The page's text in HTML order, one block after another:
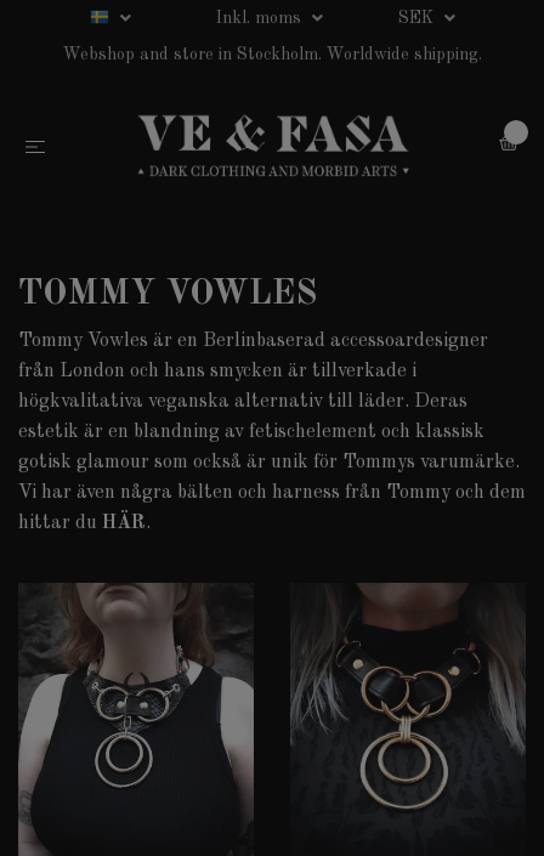
Inkl. moms SEK
Webshop and store in Stockholm. Worldwide shipping.
TOMMY VOWLES
Tommy Vowles är en Berlinbaserad accessoardesigner
från London och hans smycken är tillverkade i
högkvalitativa veganska alternativ till läder. Deras
estetik är en blandning av fetischelement och klassisk
gotisk glamour som också är unik för Tommys varumärke.
Vi har även några bälten och harness från Tommy och dem
hittar du HÄR.